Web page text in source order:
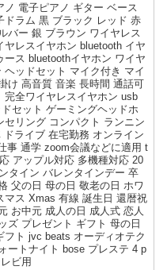
ノ 電子ピアノ ギター ベース
ドラム 黒 ブラック レッド 赤
バー 銀 ブラウン ワイヤレス
ヤレスイヤホン bluetooth イヤ
ース bluetoothイヤホン ワイヤ
ヘッドセット マイク付き マイ
け 高音質 音楽 長時間 通話可
完全ワイヤレスイヤホン usb
セット ゲーミングヘッドホ
セリング コンパクト ランニン
ドライブ 在宅勤務 オンライン
事 通学 zoom会議などに適用 t
アップル対応 多機種対応 20
タイン バレンタインデー 卒
父の日 母の日 敬老の日 ホワ
マス Xmas 有線 誕生日 還暦祝
お中元 成人の日 成人式 恋人
ズ プレゼント ギフト 母の日
フト jvc beats オーディオテク
ートナイト bose プレステ 4 p
ビ用